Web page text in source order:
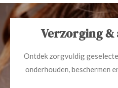
Verzorging &
Ontdek zorgvuldig
onderhouden, beschermen